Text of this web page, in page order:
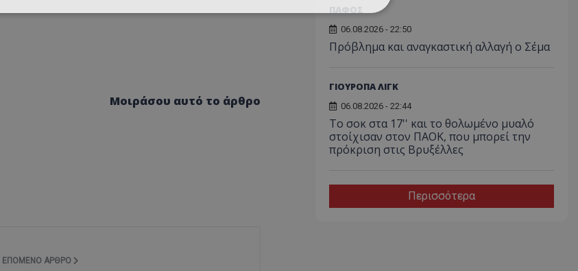
Μοιράσου αυτό το άρθρο
ΕΠΌΜΕΝΟ ΆΡΘΡΟ
06.08.2026 - 22:50
Πρόβλημα και αναγκαστική αλλαγή ο Σέμα
ΓΙΟΥΡΟΠΑ ΛΙΓΚ
06.08.2026 - 22:44
Το σοκ στα 17'' και το θολωμένο μυαλό
στοίχισαν στον ΠΑΟΚ, που μπορεί την
πρόκριση στις Βρυξέλλες
Περισσότερα